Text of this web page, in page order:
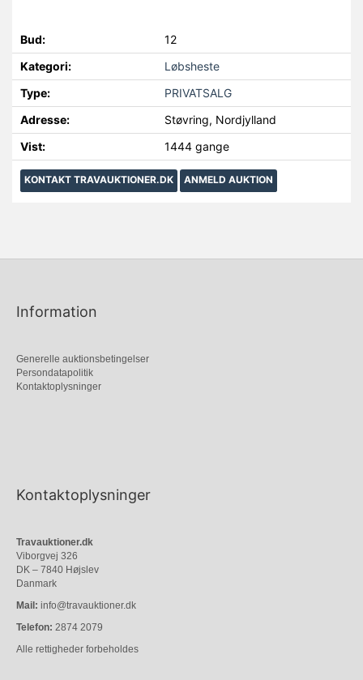
Bud:
12
Kategori:
Løbsheste
Type:
PRIVATSALG
Adresse:
Støvring, Nordjylland
Vist:
1444 gange
KONTAKT TRAVAUKTIONER.DK ANMELD AUKTION
Information
Generelle auktionsbetingelser
Persondatapolitik
Kontaktoplysninger
Kontaktoplysninger
Travauktioner.dk
Viborgvej 326
DK – 7840 Højslev
Danmark
Mail: info@travauktioner.dk
Telefon: 2874 2079
Alle rettigheder forbeholdes